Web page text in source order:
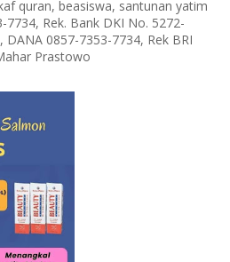
quran, beasiswa, santunan yatim
7734, Rek. Bank DKI No. 5272-
0857-7353-7734, Rek BRI
Prastowo